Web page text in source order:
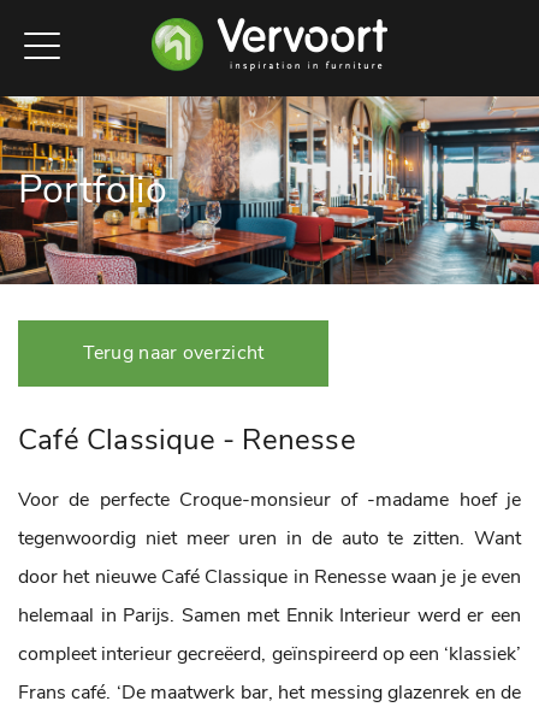
Portfolio
Terug naar overzicht
Café Classique - Renesse
Voor de perfecte Croque-monsieur of -madame hoef je
tegenwoordig niet meer uren in de auto te zitten. Want
door het nieuwe Café Classique in Renesse waan je je even
helemaal in Parijs. Samen met Ennik Interieur werd er een
compleet interieur gecreëerd, geïnspireerd op een ‘klassiek’
Frans café. ‘De maatwerk bar, het messing glazenrek en de